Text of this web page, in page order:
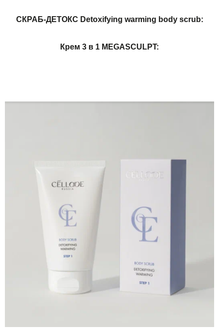
СКРАБ-ДЕТОКС Detoxifying warming body scrub:
Крем 3 в 1 MEGASCULPT: